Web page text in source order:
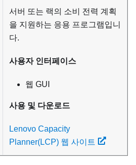
서버 또는 랙의 소비 전력 계획
을 지원하는 응용 프로그램입니
다.
사용자 인터페이스
웹 GUI
사용 및 다운로드
Lenovo Capacity
Planner(LCP) 웹 사이트